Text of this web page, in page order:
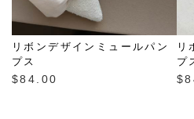
リボンデザインミュールパン
プス
$‌84.00
リ
プ